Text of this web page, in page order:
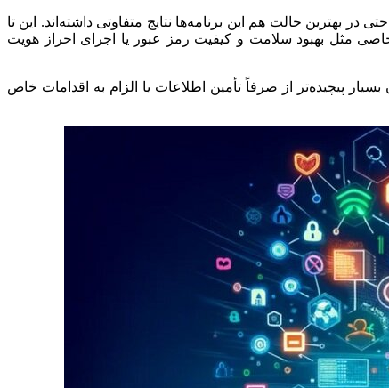
بهترین حالت هم این برنامه‌ها نتایج متفاوتی داشته‌اند. این تا
مثل بهبود سلامت و کیفیت رمز عبور یا اجرای احراز هویت
پیچیده‌تر از صرفاً تأمین اطلاعات یا الزام به اقدامات خاص